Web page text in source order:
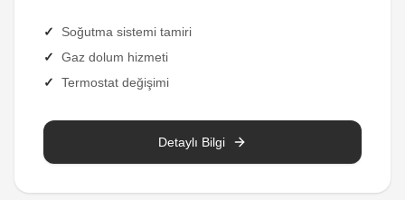
✓
Soğutma sistemi tamiri
✓
Gaz dolum hizmeti
✓
Termostat değişimi
Detaylı Bilgi